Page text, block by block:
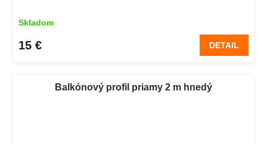
Skladom
15 € DETAIL
Balkónový profil priamy 2 m hnedý